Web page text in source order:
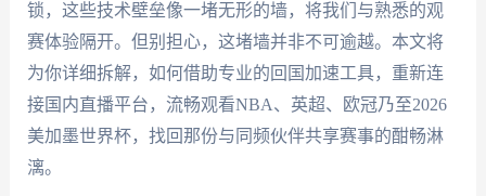
锁，这些技术壁垒像一堵无形的墙，将我们与熟悉的观
赛体验隔开。但别担心，这堵墙并非不可逾越。本文将
为你详细拆解，如何借助专业的回国加速工具，重新连
接国内直播平台，流畅观看NBA、英超、欧冠乃至2026
美加墨世界杯，找回那份与同频伙伴共享赛事的酣畅淋
漓。